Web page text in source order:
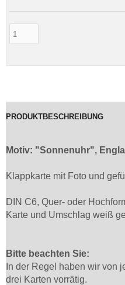
PRODUKTBESCHREIBUNG
Motiv: "Sonnenuhr",
Klappkarte mit Foto und
DIN C6, Quer- oder
Karte und Umschlag weiß
Bitte beachten Sie:
In der Regel haben wir von
drei Karten vorrätig.